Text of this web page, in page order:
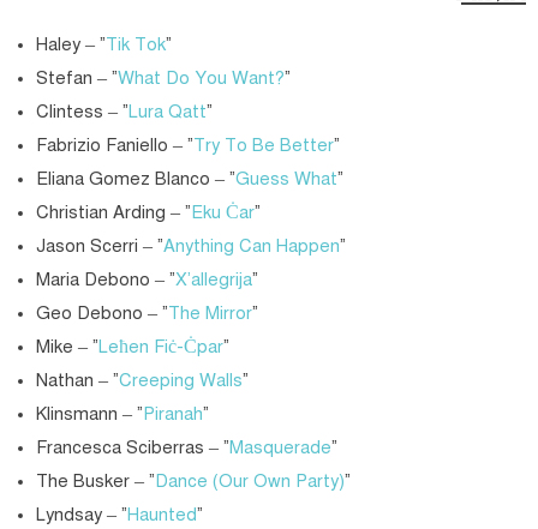
Haley – “ Tik Tok“
Stefan – “What Do You Want?“
Clintess – “Lura Qatt“
Fabrizio Faniello – “ Try To Be Better“
Eliana Gomez Blanco – “Guess What“
Christian Arding – “Eku Ċar“
Jason Scerri – “Anything Can Happen“
Maria Debono – “X’allegrija“
Geo Debono – “ The Mirror“
Mike – “Leħen Fiċ-Ċpar“
Nathan – “Creeping Walls“
Klinsmann – “Piranah“
Francesca Sciberras – “Masquerade“
The Busker – “Dance (Our Own Party)“
Lyndsay – “Haunted“